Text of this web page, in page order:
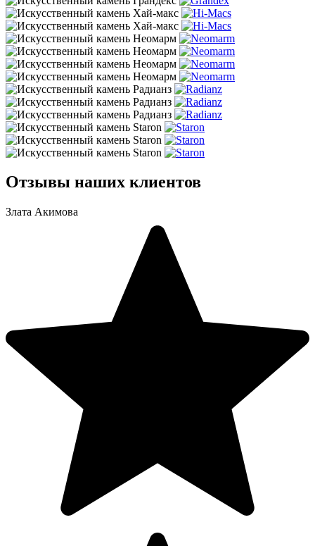
Отзывы наших клиентов
Злата Акимова